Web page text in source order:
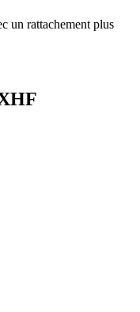
un rattachement plus